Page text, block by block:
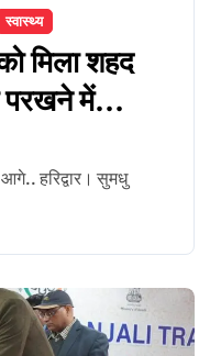
स्वास्थ्य
मिला शहद
परखने में